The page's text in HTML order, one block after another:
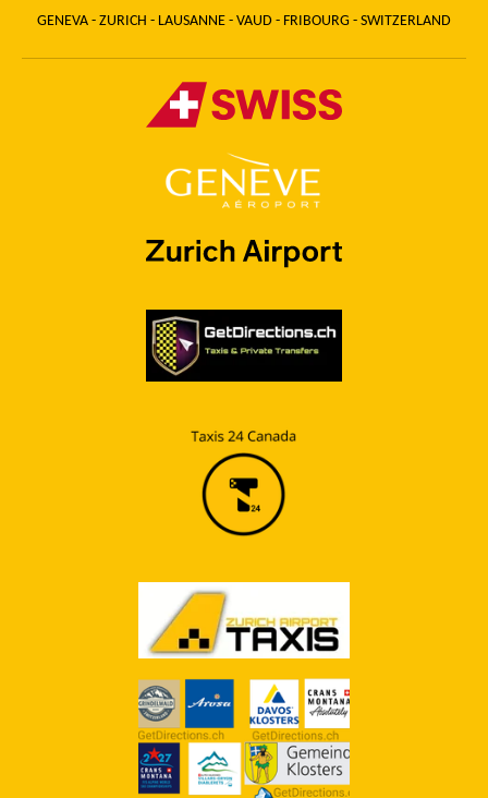
GENEVA - ZURICH - LAUSANNE - VAUD - FRIBOURG - SWITZERLAND